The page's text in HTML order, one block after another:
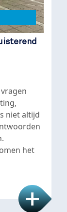
niet altijd
het